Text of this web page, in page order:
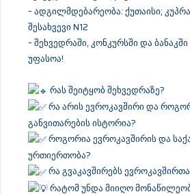
– ადგილმდებარეობა: ქუთაისი;
შესახვევი N12
– შეხვედრაში, კონკურსში და
უფასოა!
რას შეიტყობ შეხვედრაზე?
რა არის ევროკავშირი და
განვითარების ისტორია?
როგორია ევროკავშირის და
ურთიერთობა?
რა გვაკავშირებს
რატომ უნდა მიიღო